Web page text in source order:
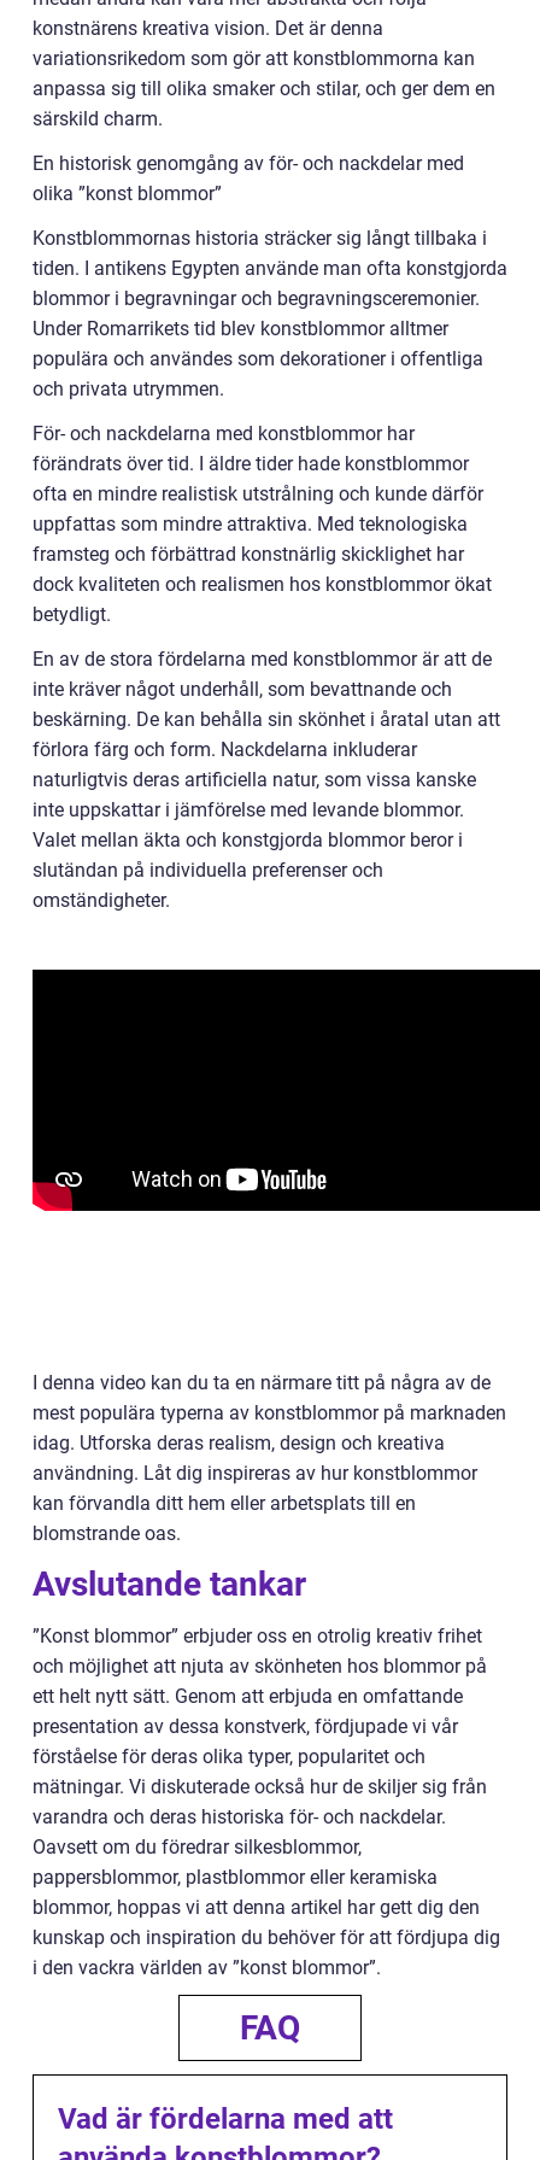
konstnärens kreativa vision. Det är denna
variationsrikedom som gör att konstblommorna kan
anpassa sig till olika smaker och stilar, och ger dem en
särskild charm.
En historisk genomgång av för- och nackdelar med
olika ”konst blommor”
Konstblommornas historia sträcker sig långt tillbaka i
tiden. I antikens Egypten använde man ofta konstgjorda
blommor i begravningar och begravningsceremonier.
Under Romarrikets tid blev konstblommor alltmer
populära och användes som dekorationer i offentliga
och privata utrymmen.
För- och nackdelarna med konstblommor har
förändrats över tid. I äldre tider hade konstblommor
ofta en mindre realistisk utstrålning och kunde därför
uppfattas som mindre attraktiva. Med teknologiska
framsteg och förbättrad konstnärlig skicklighet har
dock kvaliteten och realismen hos konstblommor ökat
betydligt.
En av de stora fördelarna med konstblommor är att de
inte kräver något underhåll, som bevattnande och
beskärning. De kan behålla sin skönhet i åratal utan att
förlora färg och form. Nackdelarna inkluderar
naturligtvis deras artificiella natur, som vissa kanske
inte uppskattar i jämförelse med levande blommor.
Valet mellan äkta och konstgjorda blommor beror i
slutändan på individuella preferenser och
omständigheter.
I denna video kan du ta en närmare titt på några av de
mest populära typerna av konstblommor på marknaden
idag. Utforska deras realism, design och kreativa
användning. Låt dig inspireras av hur konstblommor
kan förvandla ditt hem eller arbetsplats till en
blomstrande oas.
Avslutande tankar
”Konst blommor” erbjuder oss en otrolig kreativ frihet
och möjlighet att njuta av skönheten hos blommor på
ett helt nytt sätt. Genom att erbjuda en omfattande
presentation av dessa konstverk, fördjupade vi vår
förståelse för deras olika typer, popularitet och
mätningar. Vi diskuterade också hur de skiljer sig från
varandra och deras historiska för- och nackdelar.
Oavsett om du föredrar silkesblommor,
pappersblommor, plastblommor eller keramiska
blommor, hoppas vi att denna artikel har gett dig den
kunskap och inspiration du behöver för att fördjupa dig
i den vackra världen av ”konst blommor”.
FAQ
Vad är fördelarna med att